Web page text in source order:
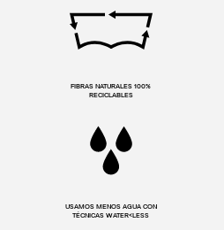
FIBRAS NATURALES 100%
RECICLABLES
USAMOS MENOS AGUA CON
TÉCNICAS WATER<LESS